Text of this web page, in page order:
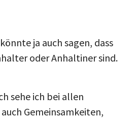
ja auch sagen, dass
oder Anhaltiner sind.
sehe ich bei allen
Gemeinsamkeiten,